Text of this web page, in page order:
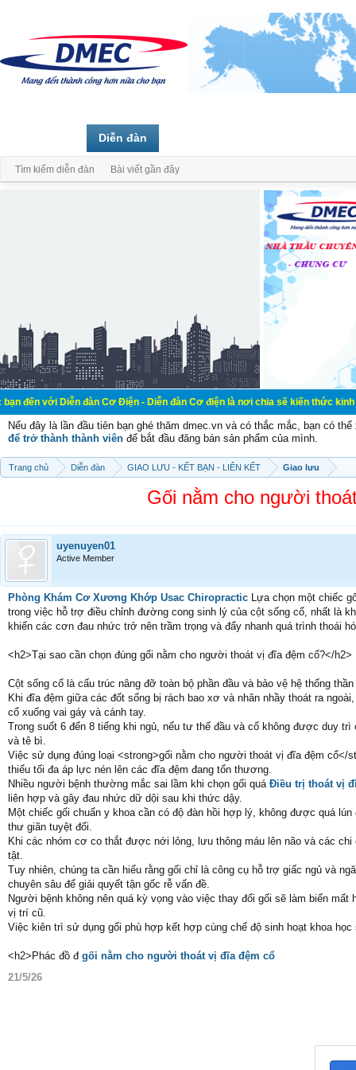
Diễn đàn Cơ Điện - Diễn đàn Cơ điện là nơi chia sẽ kiến thức kinh nghiệm
Nếu đây là lần đầu tiên bạn ghé thăm dmec.vn và có thắc mắc, bạn có
để trở thành thành viên để bắt đầu đăng bán sản phẩm của mình.
Trang chủ Diễn đàn GIAO LƯU - KẾT BẠN - LIÊN KẾT Giao lưu
Gối nằm cho người
uyenuyen01
Active Member
Phòng Khám Cơ Xương Khớp Usac Chiropractic Lựa chọn một chiếc
trong việc hỗ trợ điều chỉnh đường cong sinh lý của cột sống cổ, nhất là
khiến các cơn đau nhức trở nên trầm trọng và đẩy nhanh quá trình thoái
<h2>Tại sao cần chọn đúng gối nằm cho người thoát vị đĩa đệm cổ?</h2>
Cột sống cổ là cấu trúc nâng đỡ toàn bộ phần đầu và bảo vệ hệ thống
Khi đĩa đệm giữa các đốt sống bị rách bao xơ và nhân nhầy thoát ra
cổ xuống vai gáy và cánh tay.
Trong suốt 6 đến 8 tiếng khi ngủ, nếu tư thế đầu và cổ không được duy
và tê bì.
Việc sử dụng đúng loại <strong>gối nằm cho người thoát vị đĩa đệm
thiểu tối đa áp lực nén lên các đĩa đệm đang tổn thương.
Nhiều người bệnh thường mắc sai lầm khi chọn gối quá Điều trị thoát vị
liên hợp và gây đau nhức dữ dội sau khi thức dậy.
Một chiếc gối chuẩn y khoa cần có độ đàn hồi hợp lý, không được quá
thư giãn tuyệt đối.
Khi các nhóm cơ co thắt được nới lỏng, lưu thông máu lên não và các
tật.
Tuy nhiên, chúng ta cần hiểu rằng gối chỉ là công cụ hỗ trợ giấc ngủ và
chuyên sâu để giải quyết tận gốc rễ vấn đề.
Người bệnh không nên quá kỳ vọng vào việc thay đổi gối sẽ làm biến
vị trí cũ.
Việc kiên trì sử dụng gối phù hợp kết hợp cùng chế độ sinh hoạt khoa
<h2>Phác đồ đ gối nằm cho người thoát vị đĩa đệm cổ
21/5/26
Diễn đàn
Tìm kiếm diễn đàn Bài viết gần đây